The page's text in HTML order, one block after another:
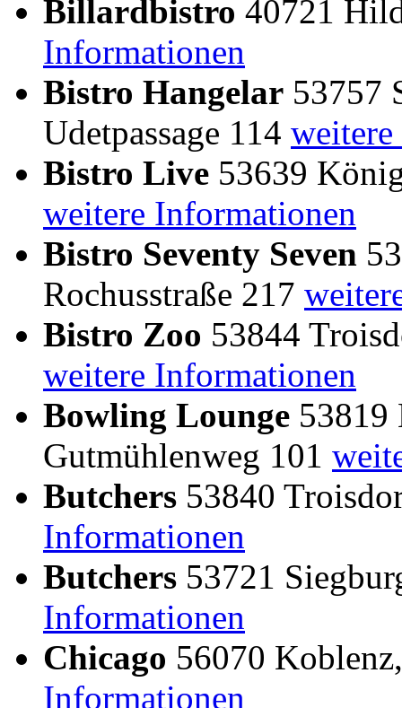
Billardbistro 40721
Informationen
Bistro Hangelar 53757
Udetpassage 114
Bistro Live 53639
weitere Informationen
Bistro Seventy Seven
Rochusstraße 217
Bistro Zoo 53844
weitere Informationen
Bowling Lounge 53819
Gutmühlenweg 101
Butchers 53840
Informationen
Butchers 53721
Informationen
Chicago 56070
Informationen